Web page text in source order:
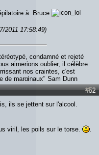
à Bruce
2011 17:58:49)
condamné et rejeté
aimerions oublier, il célèbre
nos craintes, c'est
de marginaux" Sam Dunn
#52
ils se jettent sur l'alcool.
viril, les poils sur le torse.